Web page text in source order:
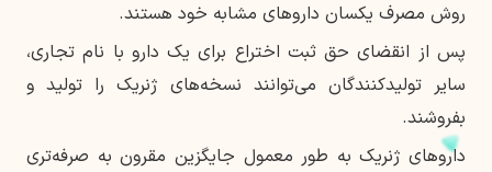
روش مصرف یکسان داروهای مشابه خود هستند.
پس از انقضای حق ثبت اختراع برای یک دارو با نام تجاری،
سایر تولیدکنندگان می‌توانند نسخه‌های ژنریک را تولید و
بفروشند.
داروهای ژنریک به طور معمول جایگزین مقرون به صرفه‌تری